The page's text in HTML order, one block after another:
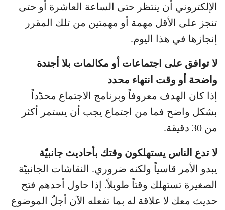
الإلكتروني أن ينتظر حتى الساعة العاشرة أو حتى
تنجز على الأقل مهمة أو مهمتين من تلك المقرر
إنجازها في هذا اليوم.
لا توافق على اجتماعات أو مكالمات بلا أجندة
واضحة أو وقت انتهاء محدد
إذا كان الهدف معروفاً وبرنامج الاجتماع محدّداً
بشكل واضح فما من اجتماع يجب أن يستمر أكثر
من 30 دقيقة.
لا تدع الناس يستهلكون وقتك بأحاديث جانبيّة
يبدو الأمر قاسياً ولكنه ضروري. النقاشات الجانبيّة
الصغيرة تستهلك وقتاً طويلاً. إذا حاول أحدهم فتح
حديث معك لا علاقة له بما تفعله الآن أجلّ الموضوع